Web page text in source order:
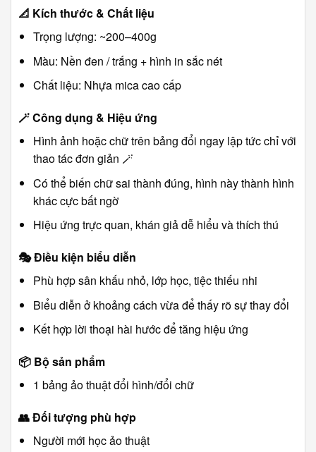
📐 Kích thước & Chất liệu
Trọng lượng: ~200–400g
Màu: Nền đen / trắng + hình in sắc nét
Chất liệu: Nhựa mica cao cấp
🪄Công dụng & Hiệu ứng
Hình ảnh hoặc chữ trên bảng đổi ngay lập tức chỉ với
thao tác đơn giản 🪄
Có thể biến chữ sai thành đúng, hình này thành hình
khác cực bất ngờ
Hiệu ứng trực quan, khán giả dễ hiểu và thích thú
🎭Điều kiện biểu diễn
Phù hợp sân khấu nhỏ, lớp học, tiệc thiếu nhi
Biểu diễn ở khoảng cách vừa để thấy rõ sự thay đổi
Kết hợp lời thoại hài hước để tăng hiệu ứng
📦 Bộ sản phẩm
1 bảng ảo thuật đổi hình/đổi chữ
👥Đối tượng phù hợp
Người mới học ảo thuật